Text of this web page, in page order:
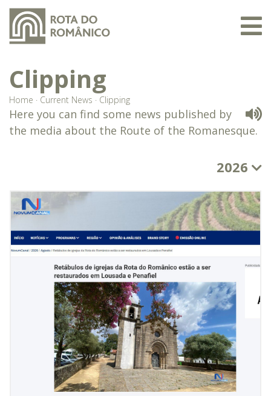
Clipping
Home · Current News · Clipping
Here you can find some news published by
the media about the Route of the Romanesque.
2026